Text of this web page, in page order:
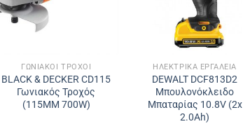
ΓΩΝΙΑΚΟΊ ΤΡΟΧΟΊ
BLACK & DECKER CD115
Γωνιακός Τροχός
(115MM 700W)
ΗΛΕΚΤΡΙΚΆ ΕΡΓΑΛΕΊΑ
DEWALT DCF813D2
Μπουλονόκλειδο
Μπαταρίας 10.8V (2x
2.0Αh)